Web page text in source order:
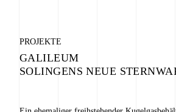
PROJEKTE
GALILEUM
SOLINGENS NEUE